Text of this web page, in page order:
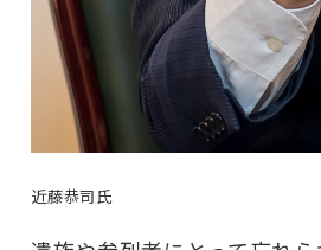
近藤恭司氏